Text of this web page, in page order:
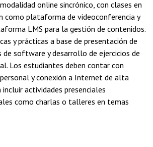
online sincrónico, con clases en
como plataforma de videoconferencia y
LMS para la gestión de contenidos.
y prácticas a base de presentación de
software y desarrollo de ejercicios de
Los estudiantes deben contar con
y conexión a Internet de alta
incluir actividades presenciales
como charlas o talleres en temas